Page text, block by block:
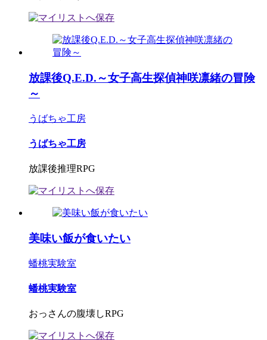
放課後Q.E.D.～女子高生探偵神咲凛緒の冒険
～
うばちゃ工房
うばちゃ工房
放課後推理RPG
美味い飯が食いたい
蟠桃実験室
蟠桃実験室
おっさんの腹壊しRPG